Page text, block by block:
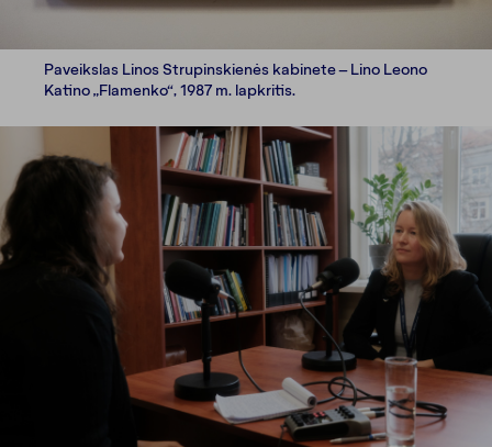
Paveikslas Linos Strupinskienės kabinete – Lino Leono
Katino „Flamenko“, 1987 m. lapkritis.